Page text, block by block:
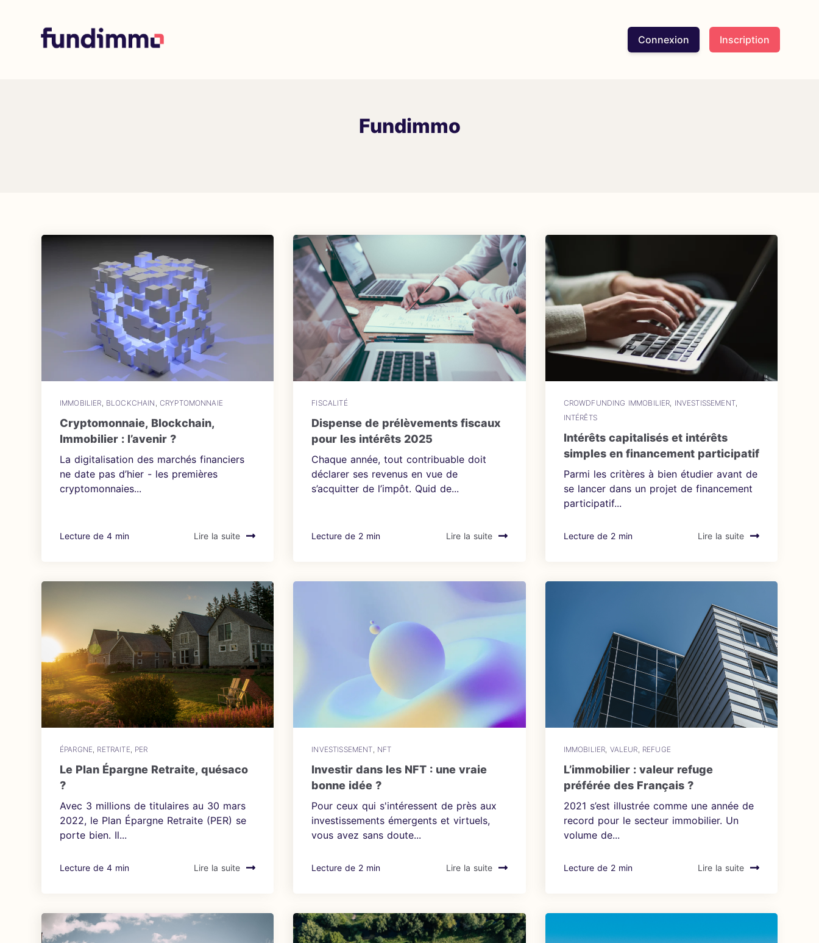
Connexion Inscription
Fundimmo
IMMOBILIER BLOCKCHAIN CRYPTOMONNAIE
Cryptomonnaie, Blockchain,
Immobilier : l’avenir ?
La digitalisation des marchés financiers
ne date pas d’hier - les premières
cryptomonnaies...
Lecture de 4 min Lire la suite
FISCALITÉ
Dispense de prélèvements fiscaux
pour les intérêts 2025
Chaque année, tout contribuable doit
déclarer ses revenus en vue de
s’acquitter de l’impôt. Quid de...
Lecture de 2 min Lire la suite
CROWDFUNDING IMMOBILIER INVESTISSEMENT,
INTÉRÊTS
Intérêts capitalisés et intérêts
simples en financement participatif
Parmi les critères à bien étudier avant de
se lancer dans un projet de financement
participatif...
Lecture de 2 min Lire la suite
ÉPARGNE, RETRAITE, PER
Le Plan Épargne Retraite, quésaco
?
Avec 3 millions de titulaires au 30 mars
2022, le Plan Épargne Retraite (PER) se
porte bien. Il...
Lecture de 4 min Lire la suite
INVESTISSEMENT, NFT
Investir dans les NFT : une vraie
bonne idée ?
Pour ceux qui s'intéressent de près aux
investissements émergents et virtuels,
vous avez sans doute...
Lecture de 2 min Lire la suite
IMMOBILIER, VALEUR, REFUGE
L’immobilier : valeur refuge
préférée des Français ?
2021 s’est illustrée comme une année de
record pour le secteur immobilier. Un
volume de...
Lecture de 2 min Lire la suite